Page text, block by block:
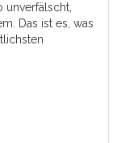
unverfälscht,
Das ist es, was